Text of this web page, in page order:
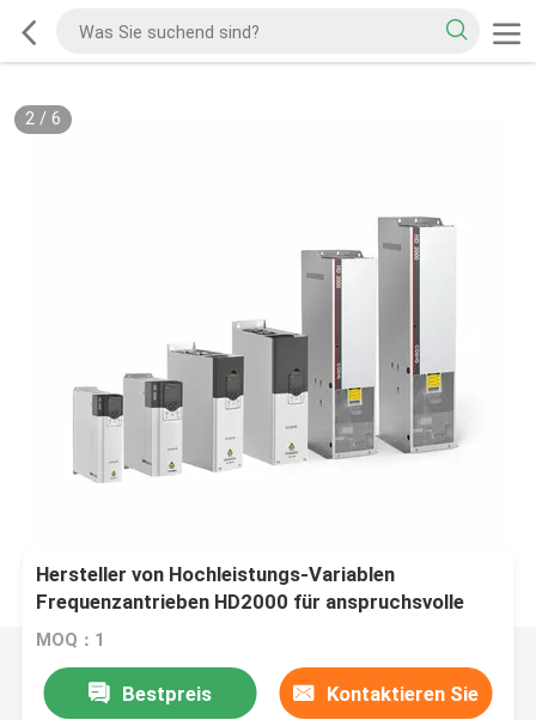
2/ 6
Hersteller von Hochleistungs-Variablen
Frequenzantrieben HD2000 für anspruchsvolle
Antriebe
MOQ：1
Bestpreis Kontaktieren Sie